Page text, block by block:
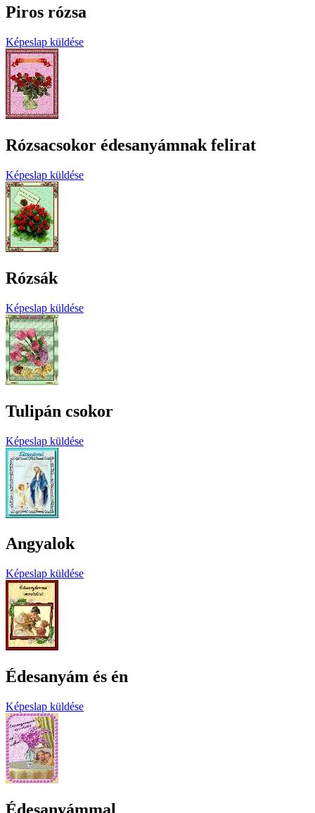
Piros rózsa
Képeslap küldése
Rózsacsokor édesanyámnak felirat
Képeslap küldése
Rózsák
Képeslap küldése
Tulipán csokor
Képeslap küldése
Angyalok
Képeslap küldése
Édesanyám és én
Képeslap küldése